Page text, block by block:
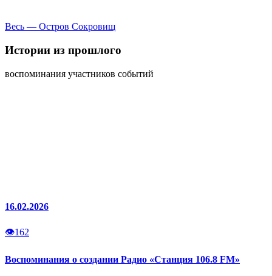
Весь — Остров Сокровищ
Истории из прошлого
воспоминания участников событий
16.02.2026
👁162
Воспоминания о создании Радио «Станция 106.8 FM»